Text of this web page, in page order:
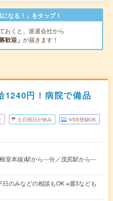
なる！」をタップ！
おくと、派遣会社から
歓迎」 が届きます！
1240円！病院で備品
土日祝日が休み WEB登録OK
室本線)駅から---分／茂尻駅から---
のみなどの相談もOK ※週3なども